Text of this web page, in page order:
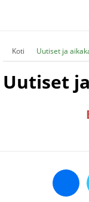
Koti Uutiset ja
Uutiset